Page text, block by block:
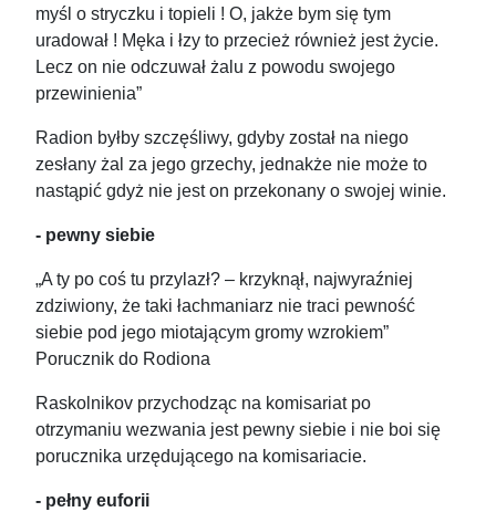
myśl o stryczku i topieli ! O, jakże bym się tym
uradował ! Męka i łzy to przecież również jest życie.
Lecz on nie odczuwał żalu z powodu swojego
przewinienia”
Radion byłby szczęśliwy, gdyby został na niego
zesłany żal za jego grzechy, jednakże nie może to
nastąpić gdyż nie jest on przekonany o swojej winie.
- pewny siebie
„A ty po coś tu przylazł? – krzyknął, najwyraźniej
zdziwiony, że taki łachmaniarz nie traci pewność
siebie pod jego miotającym gromy wzrokiem”
Porucznik do Rodiona
Raskolnikov przychodząc na komisariat po
otrzymaniu wezwania jest pewny siebie i nie boi się
porucznika urzędującego na komisariacie.
- pełny euforii